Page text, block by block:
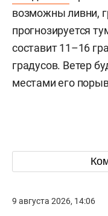
возможны ливни,
прогнозируется
составит 11–16
градусов. Ветер
местами его
9 августа 2026, 14:06